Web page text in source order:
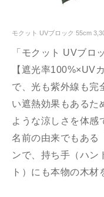
モクット UVブロック 55cm
「モクット UVブロ
【遮光率100%×UV
で、光も紫外線も完
い遮熱効果もあるた
ような涼しさを体感
名前の由来でもある
ンで、持ち手（ハン
ト）にも本物の木材